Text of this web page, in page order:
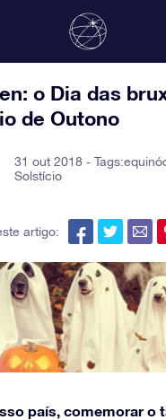
o Dia das
de Outono
31 out 2018 - Tags:
Solstício
artigo:
país, comemorar o